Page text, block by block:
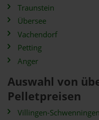
Traunstein
Übersee
Vachendorf
Petting
Anger
Auswahl von
Pelletpreisen
Villingen-Schwenningen